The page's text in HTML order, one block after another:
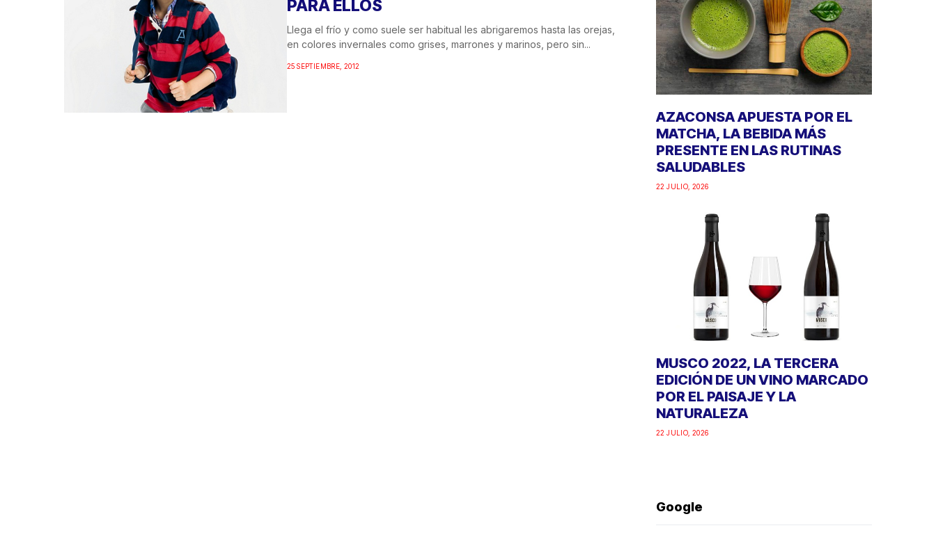
PARA ELLOS
Llega el frío y como suele ser habitual les abrigaremos hasta las orejas,
en colores invernales como grises, marrones y marinos, pero sin...
25 SEPTIEMBRE, 2012
AZACONSA APUESTA POR EL
MATCHA, LA BEBIDA MÁS
PRESENTE EN LAS RUTINAS
SALUDABLES
22 JULIO, 2026
MUSCO 2022, LA TERCERA
EDICIÓN DE UN VINO MARCADO
POR EL PAISAJE Y LA
NATURALEZA
22 JULIO, 2026
Google